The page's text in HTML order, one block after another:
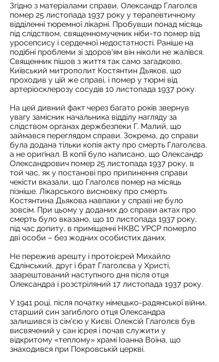
Згідно з матеріалами справи, Олександр Глаголєв
помер 25 листопада 1937 року у терапевтичному
відділенні тюремної лікарні. Пробувши понад місяць
під слідством, священномученик ніби-то помер від
уросепсису і сердечної недостатності. Раніше на
подібні проблеми зі здоров'ям він ніколи не жалівся.
Священник пішов з життя так само загадково,
Київський митрополит Костянтин Дьяков, що
проходив у цій же справі, і помер у тюрмі від
артеріосклерозу сосудів 10 листопада 1937 року.
На цей дивний факт через багато років звернув
увагу замісник начальника відділу нагляду за
слідством органах держбезпеки Г. Малий, що
займався переглядом справи. Зокрема, до справи
була додана тільки копія акту про смерть Глаголєва,
а не оригінал. В копії було написано, що Олександр
Олександрович помер 25 листопада 1937 року, в
той час, як у постанові про припинення справи
чекісти вказали, що Глаголєв помер на місяць
пізніше. Лікарського висновку про смерть
Костянтина Дьякова навпаки у справі не було
зовсім. При цьому у доданих до справи актах про
смерть було вказано, що 10 листопада 1937 року,
під час допиту, в приміщенні НКВС УРСР померло
дві особи – без жодних особистих даних.
Не пережив арешту і протоієрей Михайло
Єдлінський, друг і брат Глаголєва у Христі,
заарештований наступного дня після отця
Олександра і розстріляний 17 листопада 1937 року.
У 1941 році, після початку німецько-радянської війни,
старший син загиблого отця Олександра
залишився із сім'єю у Києві. Олексій Глаголєв був
висвячений у сан ієрея і почав служити у
відкритому «теплому» храмі Іоанна Воїна, що
знаходився при Покровській церкві.